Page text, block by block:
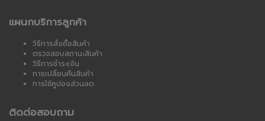
แผนกบริการลูกค้า
วิธีการสั่งซื้อสินค้า
ตรวจสอบสถานะสินค้า
วิธีการชำระเงิน
การเปลี่ยนคืนสินค้า
การใช้คูปองส่วนลด
ติดต่อสอบถาม